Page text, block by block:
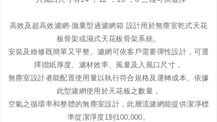
高效及超高效濾網-拋棄型過濾網箱 設計用於無塵室乾式天花
板骨架或濕式天花板骨架系統。
安裝及維修既簡單又平整。濾網可依客戶需要彈性設計，可選
擇摺紙厚度、濾材效率、風量及入風口尺寸，
無塵室設計者能配置使用量以執行符合規格及運轉成本。依據
此型濾網使用於天花板之數量，
空氣之循環率和整體的無塵室設計，此層流濾網能提供潔淨標
準從潔淨度1到100,000。